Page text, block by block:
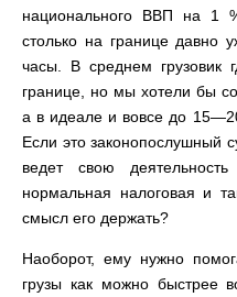
национального ВВП на 1
столько на границе давно
часы. В среднем грузовик
границе, но мы хотели бы
а в идеале и вовсе до
Если это законопослушный
ведет свою
нормальная налоговая и
смысл его держать?
Наоборот, ему нужно
грузы как можно быстрее